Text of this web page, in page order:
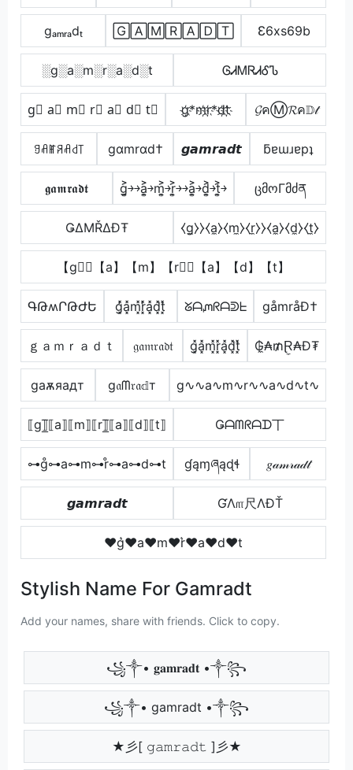
gₐₘᵣₐdₜ 🄶🄰🄼🅁🄰🄳🅃 Ɛ6xs69b
░g░a░m░r░a░d░t ᎶᏗᎷᏒᏗᎴᏖ
g⃣ a⃣ m⃣ r⃣ a⃣ d⃣ t⃣ g҉*m҉r҉*d҉t҉ 𝓖คⓂ𝓡ค𝔻𝓉
ꍌꋬꂵꋪꋬ꒯꓄ gαmrαd† 𝙜𝙖𝙢𝙧𝙖𝙙𝙩 ƃɐɯɹɐpʇ
𝖌𝖆𝖒𝖗𝖆𝖉𝖙 g͎͍͐￫￫a͎͍͐￫m͎͍͐￫r͎͍͐￫￫a͎͍͐￫d͎͍͐￫t͎͍͐￫ ცმოΓმძན
ǤΔΜŘΔĐŦ ⧼g̼⧽⧽⧼a̼⧽⧼m̼⧽⧼r̼⧽⧽⧼a̼⧽⧼d̼⧽⧼t̼⧽
【g】⃣【a】【m】【r】⃣【a】【d】【t】
ԳԹʍՐԹԺԵ g͓̽̾a͓̽m͓̽r͓̽̾a͓̽d͓̽t͓̽ ᘜᗩᘻᖇᗩᕲᖶ gåmråÐ†
ｇａｍｒａｄｔ 𝔤𝔞𝔪𝔯𝔞𝔡𝔱 g͓̽a͓̽m͓̽r͓̽a͓̽d͓̽t͓̽ ₲̼₳₥Ɽ̼₳Đ₮
gаѫяадт g𝔞ᗰ𝔯𝔞𝕕т g∿∿a∿m∿r∿∿a∿d∿t∿
⟦g⟧̲̅⟦a⟧⟦m⟧⟦r⟧̲̅⟦a⟧⟦d⟧⟦t⟧ Ǥᗩᗰᖇᗩᗪ丅
⊶g̊⊶a⊶m⊶r̊⊶a⊶d⊶t ɠąɱཞąɖɬ 𝑔𝒶𝓂𝓇𝒶𝒹𝓉
𝙜𝙖𝙢𝙧𝙖𝙙𝙩 ƓΛ௱尺ΛÐŤ
♥g͛♥a♥m♥r͛♥a♥d♥t
Stylish Name For Gamradt
Add your names, share with friends. Click to copy.
꧁༒• 𝐠𝐚𝐦𝐫𝐚𝐝𝐭 •༒꧂
꧁༒• gamradt •༒꧂
★彡[ 𝚐𝚊𝚖𝚛𝚊𝚍𝚝 ]彡★